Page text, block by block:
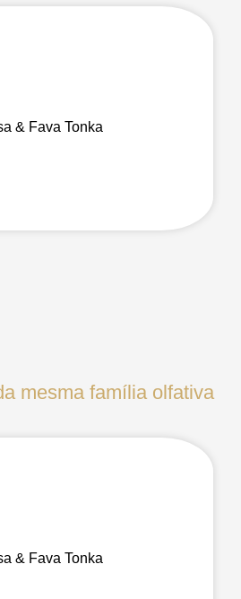
& Fava Tonka
mesma família olfativa
& Fava Tonka